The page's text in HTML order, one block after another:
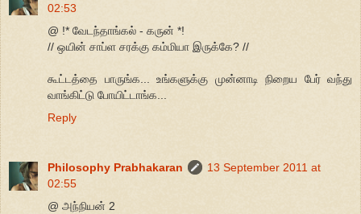
02:53
@ !* வேடந்தாங்கல் - கருன் *!
// ஒயின் சாப்ள சரக்கு கம்மியா இருக்கே? //
கூட்டத்தை பாருங்க... உங்களுக்கு முன்னாடி நிறைய பேர் வந்து
வாங்கிட்டு போயிட்டாங்க...
Reply
Philosophy Prabhakaran
13 September 2011 at
02:55
@ அந்நியன் 2